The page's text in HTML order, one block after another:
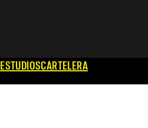
ESTUDIOSCARTELERA